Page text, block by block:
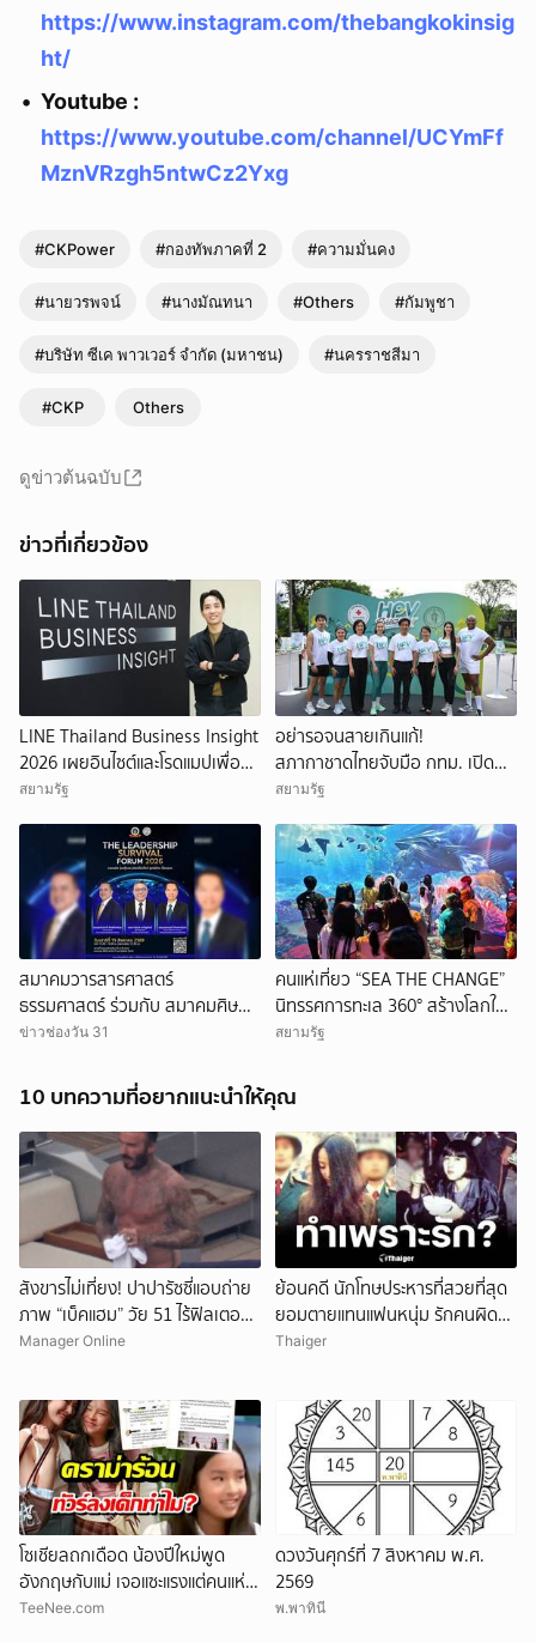
https://www.instagram.com/thebangkokinsig
ht/
Youtube :
https://www.youtube.com/channel/UCYmFf
MznVRzgh5ntwCz2Yxg
#CKPower #กองทัพภาคที่ 2 #ความมั่นคง
#นายวรพจน์ #นางมัณทนา #Others #กัมพูชา
#บริษัท ซีเค พาวเวอร์ จำกัด (มหาชน) #นครราชสีมา
#CKP Others
ดูข่าวต้นฉบับ
ข่าวที่เกี่ยวข้อง
LINE Thailand Business Insight
2026 เผยอินไซต์และโรดแมปเพื่อ
ภาคธุรกิจไทย เชื่อมธุรกิจ ผู้บริโภค-
สยามรัฐ
อย่ารอจนสายเกินแก้!
สภากาชาดไทยจับมือ กทม. เปิด
แคมเปญ “HPV ไม่เป็นไร...ไม่ได้” ดัน
วัคซีนตั้งแต่ 9 ขวบ
สยามรัฐ
สมาคมวารสารศาสตร์
ธรรมศาสตร์ ร่วมกับ สมาคมศิษย์
เก่าวิทยาลัยการจัดการ
ร่วมงาน The Leadership
Survival Forum 2026
ข่าวช่องวัน 31
คนแห่เที่ยว “SEA THE CHANGE”
นิทรรศการทะเล 360° สร้างโลกใต้
ทะเลใหม่ ฟรีถึง 12 ส.ค.นี้
สยามรัฐ
10 บทความที่อยากแนะนำให้คุณ
สังขารไม่เที่ยง! ปาปารัซซี่แอบถ่าย
ภาพ “เบ็คแฮม” วัย 51 ไร้ฟิลเตอร์
เผยให้เห็นผมบาง-ศีรษะล้าน
Manager Online
ย้อนคดี นักโทษประหารที่สวยที่สุด
ยอมตายแทนแฟนหนุ่ม รักคนผิด
ชีวิตดิ่งเหว
Thaiger
โซเชียลถกเดือด น้องปีใหม่พูด
อังกฤษกับแม่ เจอแซะแรงแต่คนแห่
ปกป้อง
TeeNee.com
ดวงวันศุกร์ที่ 7 สิงหาคม พ.ศ.
2569
พ.พาทินี